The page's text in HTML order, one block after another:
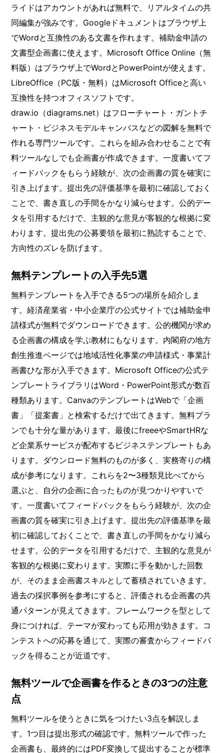
ライドはアカウントがあれば無料で、リアルタイムの共
同編集が強みです。Googleドキュメントはブラウザ上
でWordと互換性のある文書を作れます。補助金申請の
文書型企画書に使えます。Microsoft Office Online（無
料版）はブラウザ上でWordとPowerPointが使えます。
LibreOffice（PC版・無料）はMicrosoft Officeと高い
互換性を持つオフィスソフトです。
draw.io（diagrams.net）はフローチャート・ガントチ
ャート・ビジネスモデルキャンバスなどの図解を無料で
作れる専門ツールです。これらを組み合わせることで有
料ツールなしでも企画書が作成できます。一度書いてフ
ィードバックをもらう経験が、次の企画書の質を確実に
引き上げます。提出先の評価基準を最初に確認しておく
ことで、書き直しの手間をかなり減らせます。公的デー
タを引用するだけで、主観的な意見が客観的な根拠に変
わります。提出先の公募要領を最初に熟読することで、
方向性のズレを防げます。
無料テンプレートの入手先5選
無料テンプレートを入手できる5つの場所を紹介しま
す。経済産業省・中小企業庁の公式サイトでは補助金申
請様式が無料でダウンロードできます。公的機関が求め
る企画書の構成を学ぶ教材にもなります。内閣府の地方
創生推進ページでは地域活性化事業の申請様式・事業計
画書ひな形が入手できます。Microsoft Officeの公式テ
ンプレートライブラリはWord・PowerPoint形式が数百
種類あります。CanvaのテンプレートはWebで「企画
書」「提案書」と検索するだけで出てきます。無料プラ
ンでも十分な量があります。最後にfreeeやSmartHRな
ど企業系サービスが配布するビジネステンプレートもあ
ります。ダウンロード無料のものが多く、実務寄りの構
成が参考になります。これらを2〜3種類見比べてから
選ぶと、自分の企画に合ったものが見つかりやすいで
す。一度書いてフィードバックをもらう経験が、次の企
画書の質を確実に引き上げます。提出先の評価基準を最
初に確認しておくことで、書き直しの手間をかなり減ら
せます。公的データを引用するだけで、主観的な意見が
客観的な根拠に変わります。実際に手を動かした回数
が、そのまま企画書スキルとして蓄積されていきます。
過去の採択事例を参考にすると、評価される企画書の共
通パターンが見えてきます。フレームワークを型として
身につければ、テーマが変わっても応用が効きます。コ
ンテストへの応募を通じて、実際の審査からフィードバ
ックを得ることが近道です。
無料ツールで企画書を作るときの3つの注意
点
無料ツールを使うときに気をつけたい3点を解説しま
す。1つ目は提出形式の確認です。無料ツールで作った
企画書も、最終的にはPDF変換して提出することが標準